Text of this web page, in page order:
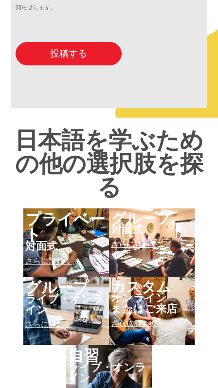
知らせします。.
投稿する
日本語を学ぶため
の他の選択肢を探
る
プライベー
ト
対面式
さらに詳しく
グループ
対面式
さらに詳しく
グループ
ライブ・オンラ
イン
さらに詳しく
カスタム
オンライン
またはご来店
さらに詳しく
自習
ライブ・オンラ
イン